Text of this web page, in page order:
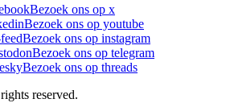
Bezoek ons op x
Bezoek ons op youtube
Bezoek ons op instagram
Bezoek ons op telegram
Bezoek ons op threads
reserved.